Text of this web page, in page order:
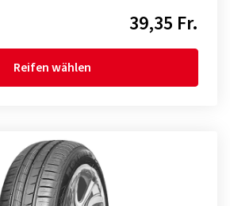
39,35 Fr.
Reifen wählen